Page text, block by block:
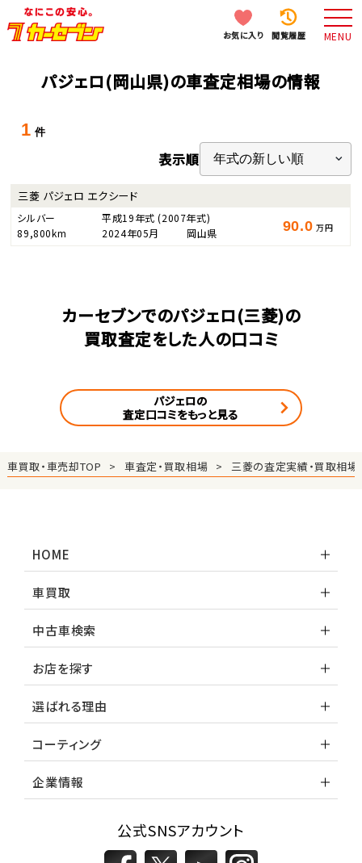
お気に入り 閲覧履歴 MENU
パジェロ(岡山県)の車査定相場の情報
1 件
表示順
三菱 パジェロ エクシード
シルバー 平成19年式(2007年式)
89,800km
2024年05月 岡山県 90.0 万円
カーセブンでのパジェロ(三菱)の
買取査定をした人の口コミ
パジェロの
査定口コミをもっと見る
車買取・車売却TOP 車査定・買取相場 三菱の査定実績・買取相場
HOME
車買取
中古車検索
お店を探す
選ばれる理由
コーティング
企業情報
公式SNSアカウント